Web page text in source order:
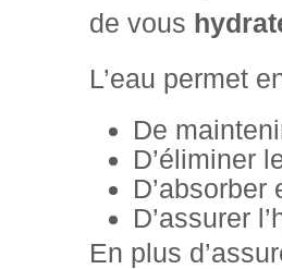
de vous
L’eau permet
De
D’éliminer
D’assurer
En plus